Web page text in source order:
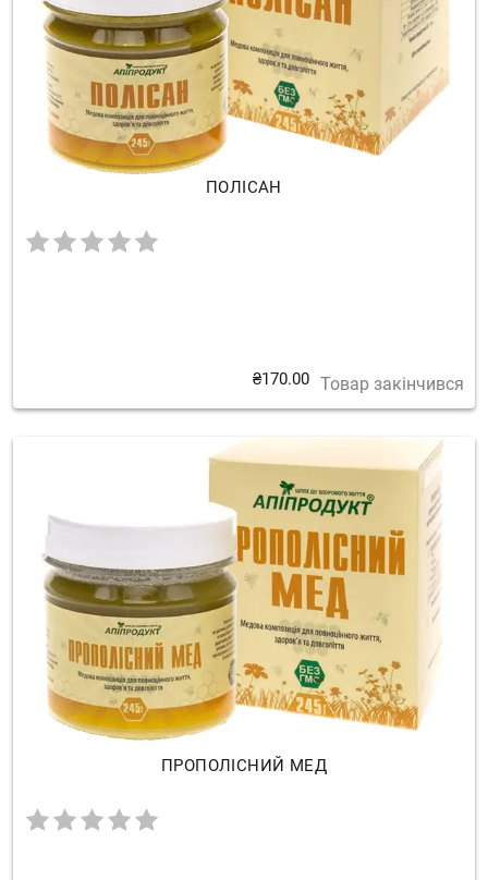
ПОЛІСАН
₴170.00 Товар закінчився
ПРОПОЛІСНИЙ МЕД